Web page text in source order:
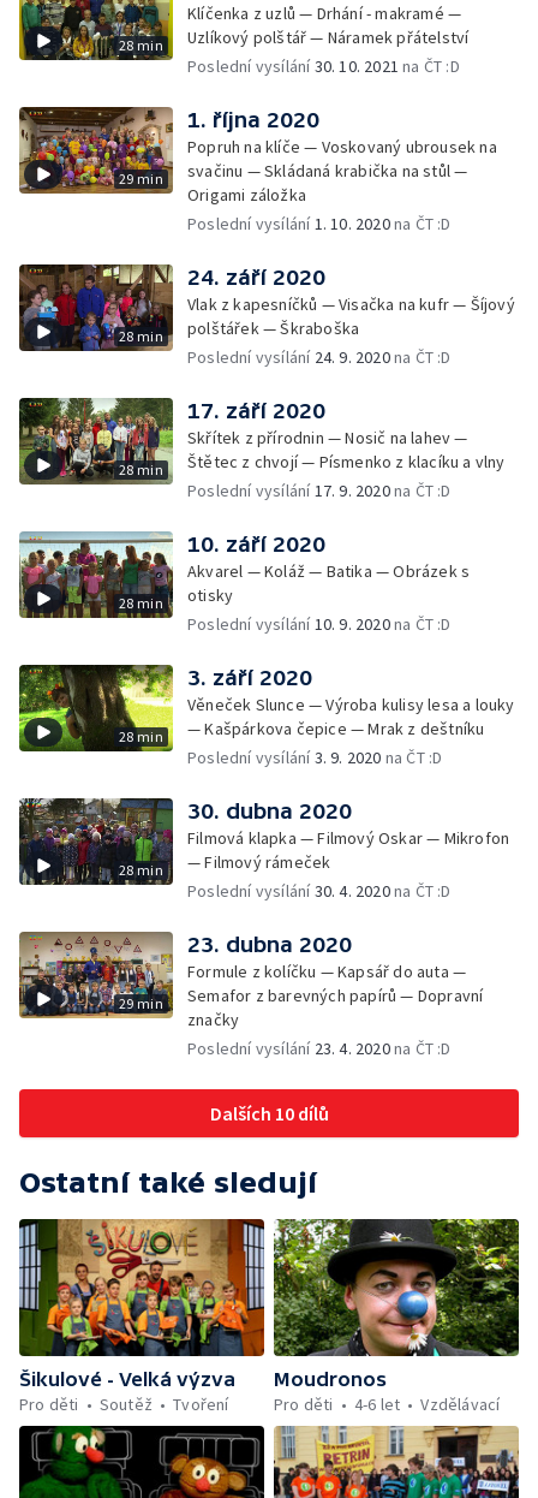
28 min
Klíčenka z uzlů — Drhání - makramé —
Uzlíkový polštář — Náramek přátelství
Poslední vysílání30. 10. 2021 na ČT :D
29 min
1. října 2020
Popruh na klíče — Voskovaný ubrousek na
svačinu — Skládaná krabička na stůl —
Origami záložka
Poslední vysílání 1. 10. 2020na ČT :D
28 min
24. září 2020
Vlak z kapesníčků — Visačka na kufr — Šíjový
polštářek — Škraboška
Poslední vysílání 24. 9. 2020na ČT :D
28 min
17. září 2020
Skřítek z přírodnin — Nosič na lahev —
Štětec z chvojí — Písmenko z klacíku a vlny
Poslední vysílání 17. 9. 2020na ČT :D
28 min
10. září 2020
Akvarel — Koláž — Batika — Obrázek s
otisky
Poslední vysílání 10. 9. 2020na ČT :D
28 min
3. září 2020
Věneček Slunce — Výroba kulisy lesa a louky
— Kašpárkova čepice — Mrak z deštníku
Poslední vysílání3. 9. 2020 na ČT :D
28 min
30. dubna 2020
Filmová klapka — Filmový Oskar — Mikrofon
— Filmový rámeček
Poslední vysílání30. 4. 2020na ČT :D
29 min
23. dubna 2020
Formule z kolíčku — Kapsář do auta —
Semafor z barevných papírů — Dopravní
značky
Poslední vysílání 23. 4. 2020na ČT :D
Dalších 10 dílů
Ostatní také sledují
Šikulové - Velká výzva
Pro děti
Soutěž Tvoření
Moudronos
Pro děti
4-6 let Vzdělávací